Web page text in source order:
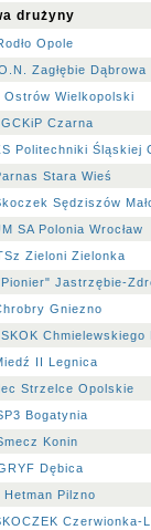
drużyny
Opole
Zagłębie
Ostrów Wielkopolski
Czarna
Politechniki Śląskiej
Stara Wieś
Sędziszów
SA Polonia Wrocław
Zieloni Zielonka
Jastrzębie-
Gniezno
Chmielewskiego
II Legnica
Strzelce Opolskie
Bogatynia
Konin
Dębica
Hetman Pilzno
Czerwionka-